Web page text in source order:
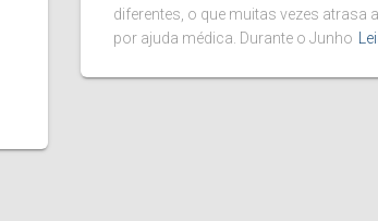
diferentes, o que muitas vezes atrasa
por ajuda médica. Durante o Junho